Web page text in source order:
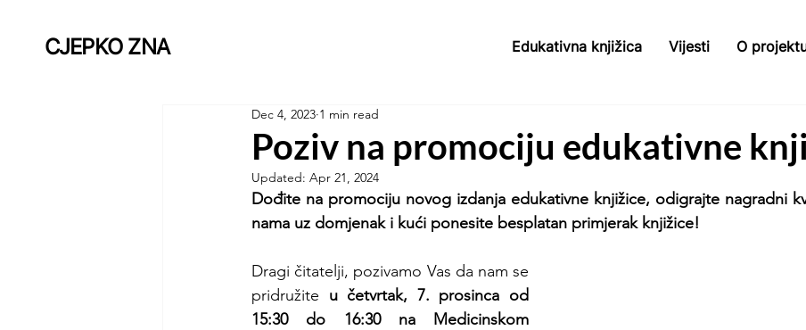
CJEPKO ZNA Edukativna knjižica Vijesti O
Poziv na promociju edukativne
Dec 4, 2023 1 min read
Updated: Apr 21, 2024
Dođite na promociju novog izdanja edukativne knjižice, odigrajte nagradni
nama uz domjenak i kući ponesite besplatan primjerak knjižice!
Dragi čitatelji, pozivamo Vas da nam se
pridružite u četvrtak, 7. prosinca od
15:30 do 16:30 na Medicinskom